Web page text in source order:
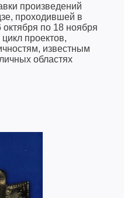
произведений
проходившей в
по 18 ноября
проектов,
известным
областях